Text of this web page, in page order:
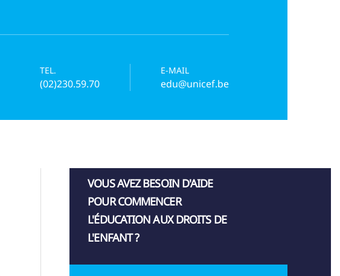
TEL.
(02)230.59.70
E-MAIL
edu@unicef.be
VOUS AVEZ BESOIN D'AIDE
POUR COMMENCER
L'ÉDUCATION AUX DROITS DE
L'ENFANT ?